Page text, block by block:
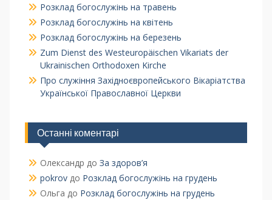
Розклад богослужінь на травень
Розклад богослужінь на квітень
Розклад богослужінь на березень
Zum Dienst des Westeuropäischen Vikariats der
Ukrainischen Orthodoxen Kirche
Про служіння Західноєвропейського Вікаріатства
Української Православної Церкви
Останні коментарі
Олександр до За здоров’я
pokrovдо Розклад богослужінь на грудень
Ольга до Розклад богослужінь на грудень